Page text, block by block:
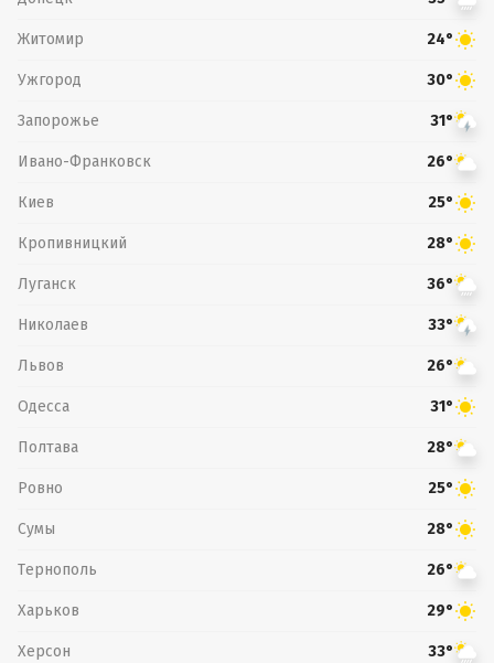
Житомир 24°
Ужгород 30°
Запорожье 31°
Ивано-Франковск 26°
Киев 25°
Кропивницкий 28°
Луганск 36°
Николаев 33°
Львов 26°
Одесса 31°
Полтава 28°
Ровно 25°
Сумы 28°
Тернополь 26°
Харьков 29°
Херсон 33°